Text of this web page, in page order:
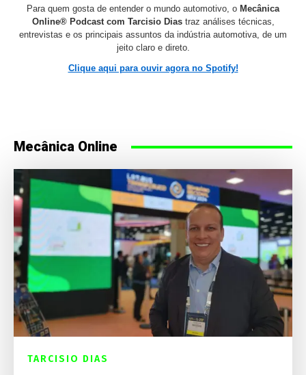
Para quem gosta de entender o mundo automotivo, o Mecânica
Online® Podcast com Tarcisio Diastraz análises técnicas,
entrevistas e os principais assuntos da indústria automotiva, de um
jeito claro e direto.
Clique aqui para ouvir agora no Spotify!
Mecânica Online
TARCISIO DIAS